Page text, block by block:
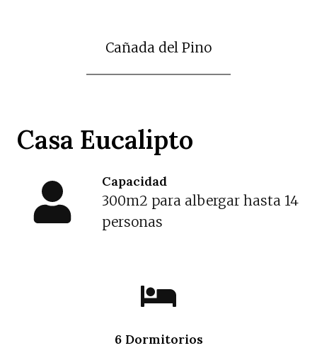
Cañada del Pino
Casa Eucalipto
Capacidad
300m2 para albergar hasta 14
personas
6 Dormitorios